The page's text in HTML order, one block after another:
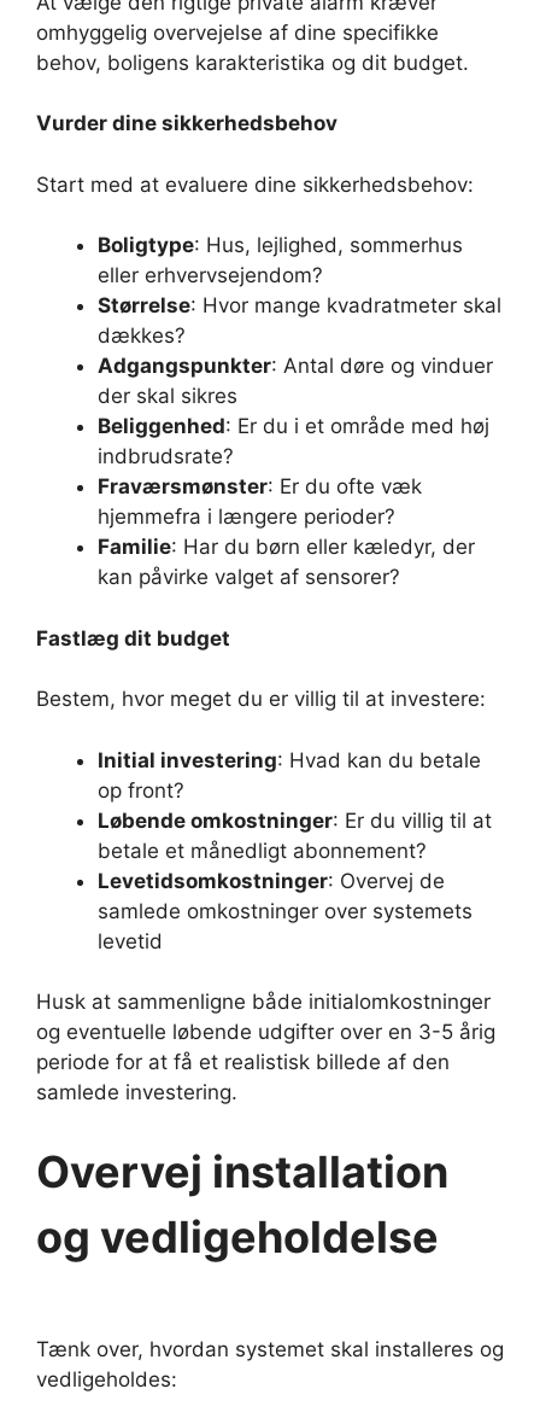
omhyggelig overvejelse af dine specifikke
behov, boligens karakteristika og dit budget.
Vurder dine sikkerhedsbehov
Start med at evaluere dine sikkerhedsbehov:
Boligtype: Hus, lejlighed, sommerhus
eller erhvervsejendom?
Størrelse: Hvor mange kvadratmeter skal
dækkes?
Adgangspunkter: Antal døre og vinduer
der skal sikres
Beliggenhed: Er du i et område med høj
indbrudsrate?
Fraværsmønster: Er du ofte væk
hjemmefra i længere perioder?
Familie: Har du børn eller kæledyr, der
kan påvirke valget af sensorer?
Fastlæg dit budget
Bestem, hvor meget du er villig til at investere:
Initial investering: Hvad kan du betale
op front?
Løbende omkostninger: Er du villig til at
betale et månedligt abonnement?
Levetidsomkostninger: Overvej de
samlede omkostninger over systemets
levetid
Husk at sammenligne både initialomkostninger
og eventuelle løbende udgifter over en 3-5 årig
periode for at få et realistisk billede af den
samlede investering.
Overvej installation
og vedligeholdelse
Tænk over, hvordan systemet skal installeres og
vedligeholdes: